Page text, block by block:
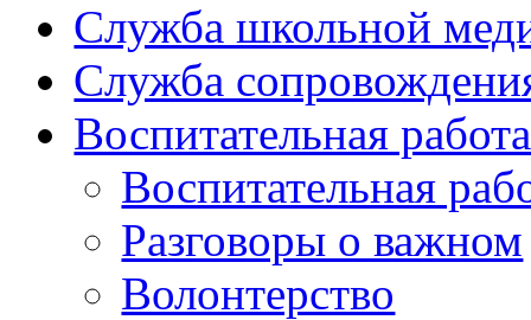
Служба школьной
Служба
Воспитательная работа
Воспитательная
Разговоры о важном
Волонтерство